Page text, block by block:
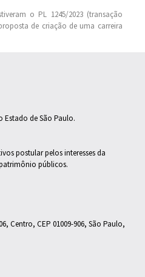
o PL 1245/2023 (transação
de criação de uma carreira
Estado de São Paulo.
postular pelos interesses da
públicos.
Centro, CEP 01009-906, São Paulo,